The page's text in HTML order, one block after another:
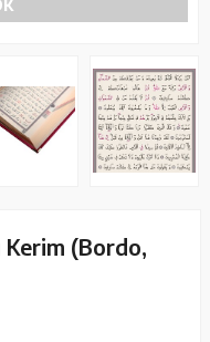
Kerim (Bordo,